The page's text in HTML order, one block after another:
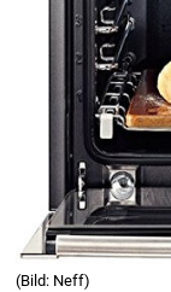
(Bild: Neff)